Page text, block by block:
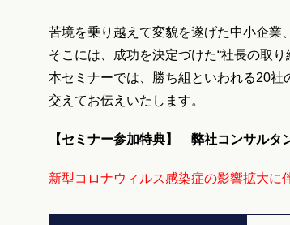
苦境を乗り越えて変貌を遂げた中小企業
そこには、成功を決定づけた“社長の取り
本セミナーでは、勝ち組といわれる20社
交えてお伝えいたします。
【セミナー参加特典】 弊社コンサル
新型コロナウィルス感染症の影響拡大に